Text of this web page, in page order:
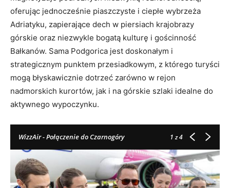
oferując jednocześnie piaszczyste i ciepłe wybrzeża
Adriatyku, zapierające dech w piersiach krajobrazy
górskie oraz niezwykle bogatą kulturę i gościnność
Bałkanów. Sama Podgorica jest doskonałym i
strategicznym punktem przesiadkowym, z którego turyści
mogą błyskawicznie dotrzeć zarówno w rejon
nadmorskich kurortów, jak i na górskie szlaki idealne do
aktywnego wypoczynku.
WizzAir - Połączenie do Czarnogóry 1z 4